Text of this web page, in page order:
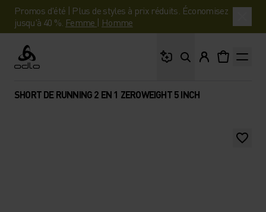
Promos d'été | Plus de styles à prix réduits. Économisez
jusqu'à 40 %. Femme | Homme
Odlo
SHORT DE RUNNING 2 EN 1 ZEROWEIGHT 5 INCH